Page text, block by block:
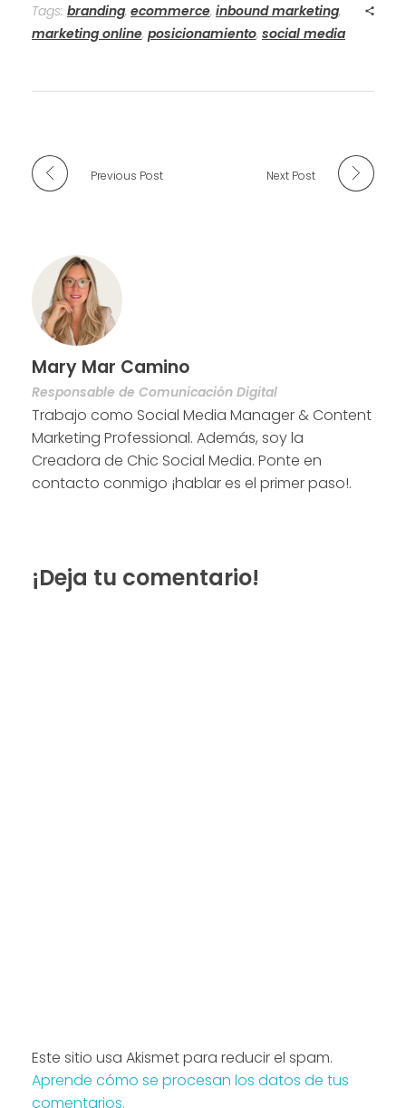
Tags: branding, ecommerce, inbound marketing,
marketing online, posicionamiento, social media
Previous Post Next Post
Mary Mar Camino
Responsable de Comunicación Digital
Trabajo como Social Media Manager & Content
Marketing Professional. Además, soy la
Creadora de Chic Social Media. Ponte en
contacto conmigo ¡hablar es el primer paso!.
¡Deja tu comentario!
Este sitio usa Akismet para reducir el spam.
Aprende cómo se procesan los datos de tus
comentarios.